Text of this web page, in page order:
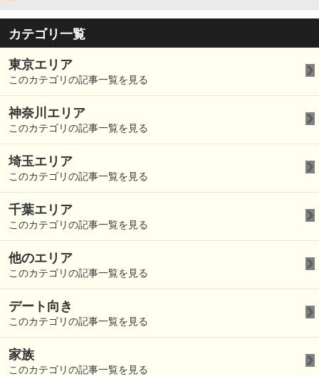
カテゴリ一覧
東京エリア
このカテゴリの記事一覧を見る
神奈川エリア
このカテゴリの記事一覧を見る
埼玉エリア
このカテゴリの記事一覧を見る
千葉エリア
このカテゴリの記事一覧を見る
他のエリア
このカテゴリの記事一覧を見る
デート向き
このカテゴリの記事一覧を見る
家族
このカテゴリの記事一覧を見る